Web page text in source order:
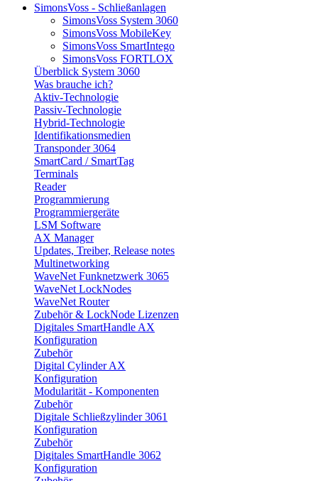
SimonsVoss - Schließanlagen
SimonsVoss System 3060
SimonsVoss MobileKey
SimonsVoss SmartIntego
SimonsVoss FORTLOX
Überblick System 3060
Was brauche ich?
Aktiv-Technologie
Passiv-Technologie
Hybrid-Technologie
Identifikationsmedien
Transponder 3064
SmartCard / SmartTag
Terminals
Reader
Programmierung
Programmiergeräte
LSM Software
AX Manager
Updates, Treiber, Release notes
Multinetworking
WaveNet Funknetzwerk 3065
WaveNet LockNodes
WaveNet Router
Zubehör & LockNode Lizenzen
Digitales SmartHandle AX
Konfiguration
Zubehör
Digital Cylinder AX
Konfiguration
Modularität - Komponenten
Zubehör
Digitale Schließzylinder 3061
Konfiguration
Zubehör
Digitales SmartHandle 3062
Konfiguration